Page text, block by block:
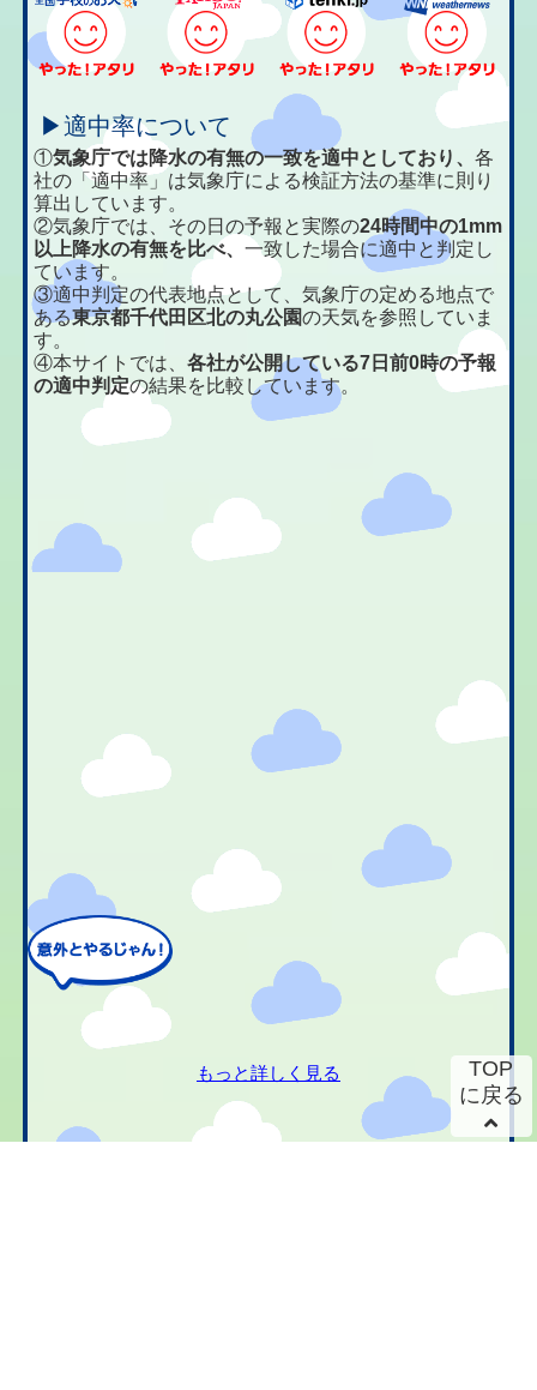
▶適中率について
①気象庁では降水の有無の一致を適中としており、各
社の「適中率」は気象庁による検証方法の基準に則り
算出しています。
②気象庁では、その日の予報と実際の24時間中の1mm
以上降水の有無を比べ、一致した場合に適中と判定し
ています。
③適中判定の代表地点として、気象庁の定める地点で
ある東京都千代田区北の丸公園の天気を参照していま
す。
④本サイトでは、各社が公開している7日前0時の予報
の適中判定の結果を比較しています。
もっと詳しく見る
TOP
に戻る